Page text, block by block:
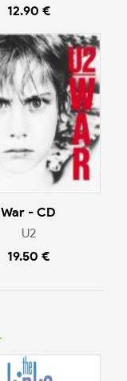
12.90 €
War - CD
U2
19.50 €